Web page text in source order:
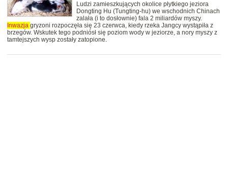
Ludzi zamieszkujących okolice płytkiego jeziora
Dongting Hu (Tungting-hu) we wschodnich Chinach
zalała (i to dosłownie) fala 2 miliardów myszy.
Inwazja gryzoni rozpoczęła się 23 czerwca, kiedy rzeka Jangcy wystąpiła z
brzegów. Wskutek tego podniósł się poziom wody w jeziorze, a nory myszy z
tamtejszych wysp zostały zatopione.